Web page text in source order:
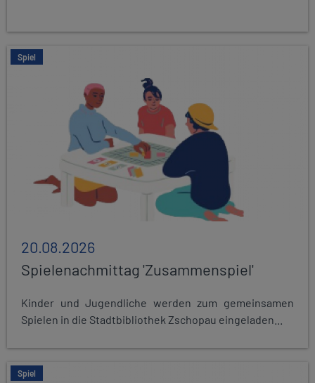
Spiel
20.08.2026
Spielenachmittag 'Zusammenspiel'
Kinder und Jugendliche werden zum gemeinsamen
Spielen in die Stadtbibliothek Zschopau eingeladen...
Spiel